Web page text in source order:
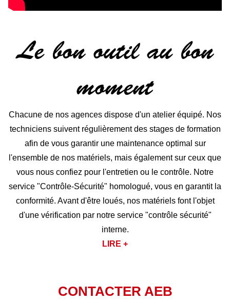
Le bon outil au bon
moment
Chacune de nos agences dispose d'un atelier équipé. Nos
techniciens suivent régulièrement des stages de formation
afin de vous garantir une maintenance optimal sur
l'ensemble de nos matériels, mais également sur ceux que
vous nous confiez pour l'entretien ou le contrôle. Notre
service "Contrôle-Sécurité" homologué, vous en garantit la
conformité. Avant d'être loués, nos matériels font l'objet
d'une vérification par notre service "contrôle sécurité"
interne.
LIRE +
CONTACTER AEB